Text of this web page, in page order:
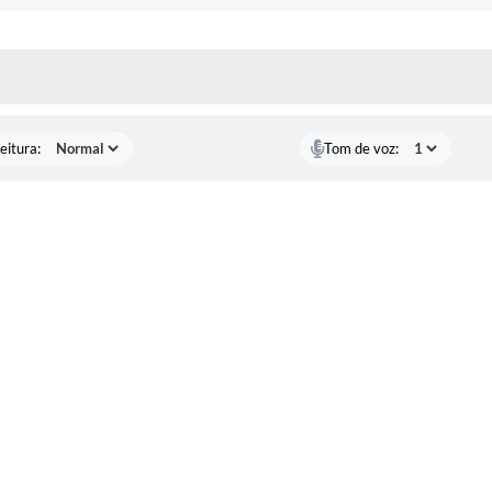
08:00h às 17:00h, no Setor de Licitações da Prefeitura, à
referente ao edital no e-mail:
Tom de voz: